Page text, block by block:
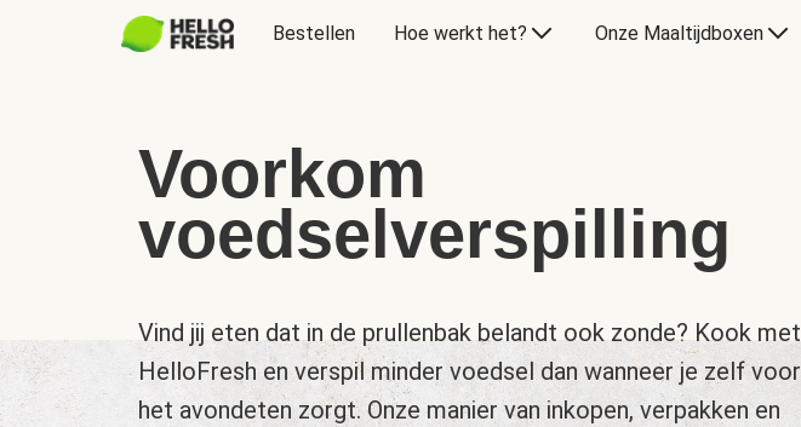
Bestellen Hoe werkt het? Onze Maaltijdboxen
Voorkom
voedselverspilling
Vind jij eten dat in de prullenbak belandt ook zonde? Kook met
HelloFresh en verspil minder voedsel dan wanneer je zelf voor
het avondeten zorgt. Onze manier van inkopen, verpakken en